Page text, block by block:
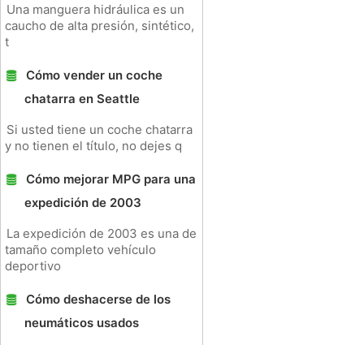
Una manguera hidráulica es un
caucho de alta presión, sintético,
t
Cómo vender un coche
chatarra en Seattle
Si usted tiene un coche chatarra
y no tienen el título, no dejes q
Cómo mejorar MPG para una
expedición de 2003
La expedición de 2003 es una de
tamaño completo vehículo
deportivo
Cómo deshacerse de los
neumáticos usados ​​